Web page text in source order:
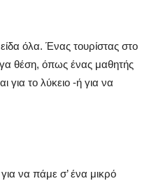
όλα. Ένας τουρίστας στο
θέση, όπως ένας μαθητής
για το λύκειο -ή για να
να πάμε σ’ ένα μικρό